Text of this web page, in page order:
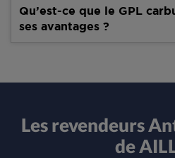
Qu’est-ce que le GPL
ses avantages ?
Les revendeurs
de